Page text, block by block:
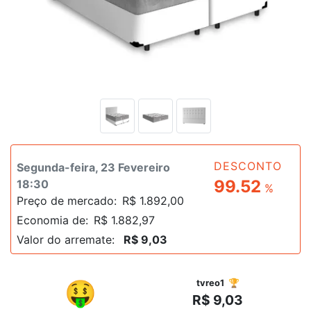
Segunda-feira, 23 Fevereiro
18:30
Preço de mercado: R$ 1.892,00
Economia de: R$ 1.882,97
Valor do arremate:
R$ 9,03
DESCONTO
99.52 %
🤑 tvreo1 🏆
R$ 9,03